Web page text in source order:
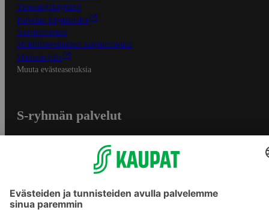
Tietosuojakäytäntö
Palvelun käyttöehdot
Saavutettavuus
Mobiilisovelluksen saavutettavuus
Mainostajalle
Muuta evästeasetuksia
S-ryhmän palvelut
Yhteishyvä Ruoka -sovellus
S-ostoslista -sovellus
Prisma.fi